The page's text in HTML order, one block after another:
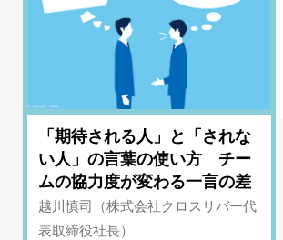
「期待される人」と「されな
い人」の言葉の使い方 チー
ムの協力度が変わる一言の差
越川慎司（株式会社クロスリバー代
表取締役社長）